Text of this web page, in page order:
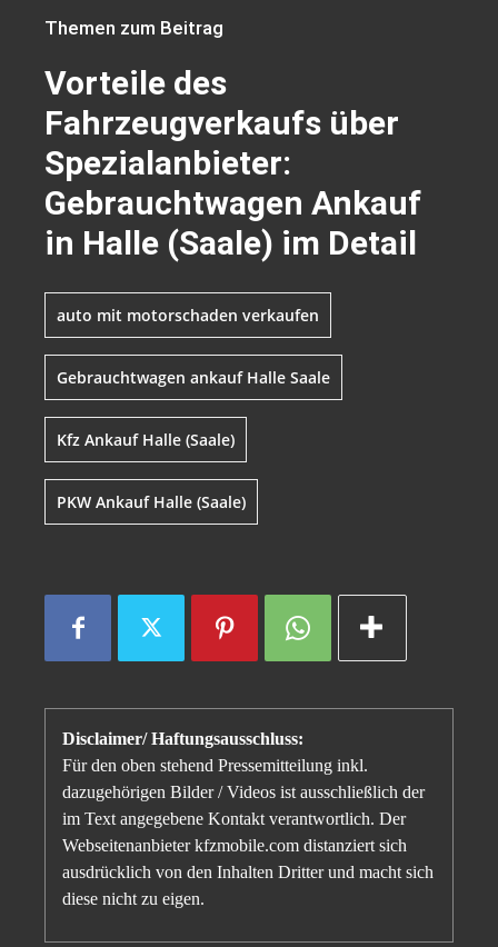
Themen zum Beitrag
Vorteile des
Fahrzeugverkaufs über
Spezialanbieter:
Gebrauchtwagen Ankauf
in Halle (Saale) im Detail
auto mit motorschaden verkaufen
Gebrauchtwagen ankauf Halle Saale
Kfz Ankauf Halle (Saale)
PKW Ankauf Halle (Saale)
Disclaimer/ Haftungsausschluss:
Für den oben stehend Pressemitteilung inkl.
dazugehörigen Bilder / Videos ist ausschließlich der
im Text angegebene Kontakt verantwortlich. Der
Webseitenanbieter kfzmobile.com distanziert sich
ausdrücklich von den Inhalten Dritter und macht sich
diese nicht zu eigen.